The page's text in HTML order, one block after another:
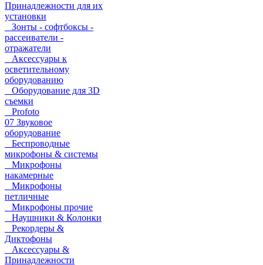
Принадлежности для их
установки
Зонты - софтбоксы -
рассеиватели -
отражатели
Аксессуары к
осветительному
оборудованию
Оборудование для 3D
съемки
Profoto
07 Звуковое
оборудование
Беспроводные
микрофоны & системы
Микрофоны
накамерные
Микрофоны
петличные
Микрофоны прочие
Наушники & Колонки
Рекордеры &
Диктофоны
Аксессуары &
Принадлежности